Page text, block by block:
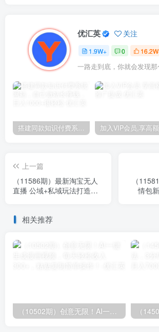
优汇英 关注
1.9W+ 0
一路走到底，你就会发现
搭建同款知识付费系统网站，自己做站长挣钱，日入1000+很轻松
上一篇
（11586期）最新淘宝无人
直播 公域+私域玩法打造真
（
情包
相关推荐
（10502期）创意无限！AI一键生成漫画视频，每天轻松收入300+，粘贴复制简单操作！